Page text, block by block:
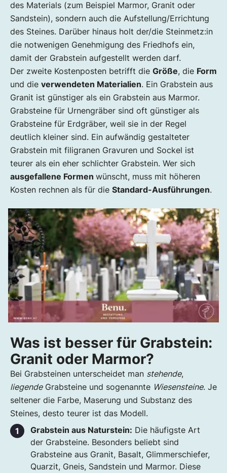
des Materials (zum Beispiel Marmor, Granit oder
Sandstein), sondern auch die Aufstellung/Errichtung
des Steines. Darüber hinaus holt der/die Steinmetz:in
die notwenigen Genehmigung des Friedhofs ein,
damit der Grabstein aufgestellt werden darf.
Der zweite Kostenposten betrifft die Größe, die Form
und die verwendeten Materialien. Ein Grabstein aus
Granit ist günstiger als ein Grabstein aus Marmor.
Grabsteine für Urnengräber sind oft günstiger als
Grabsteine für Erdgräber, weil sie in der Regel
deutlich kleiner sind. Ein aufwändig gestalteter
Grabstein mit filigranen Gravuren und Sockel ist
teurer als ein eher schlichter Grabstein. Wer sich
ausgefallene Formen wünscht, muss mit höheren
Kosten rechnen als für die Standard-Ausführungen.
Was ist besser für Grabstein:
Granit oder Marmor?
Bei Grabsteinen unterscheidet man stehende,
liegendeGrabsteine und sogenannte Wiesensteine. Je
seltener die Farbe, Maserung und Substanz des
Steines, desto teurer ist das Modell.
Grabstein aus Naturstein: Die häufigste Art
der Grabsteine. Besonders beliebt sind
Grabsteine aus Granit, Basalt, Glimmerschiefer,
Quarzit, Gneis, Sandstein und Marmor. Diese